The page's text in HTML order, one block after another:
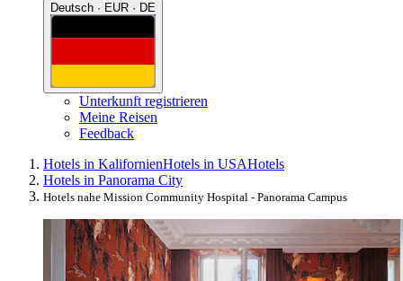
Deutsch · EUR · DE
Unterkunft registrieren
Meine Reisen
Feedback
Hotels in KalifornienHotels in USAHotels
Hotels in Panorama City
Hotels nahe Mission Community Hospital - Panorama Campus